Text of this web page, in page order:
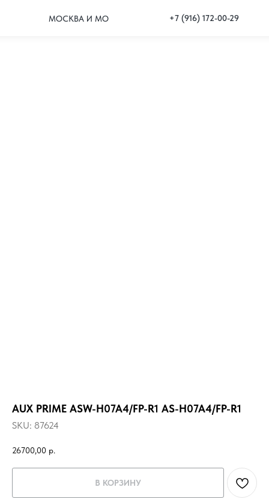
МОСКВА И МО +7 (916) 172-00-29
AUX PRIME ASW-H07A4/FP-R1 AS-H07A4/FP-R1
SKU: 87624
26700,00 р.
В КОРЗИНУ